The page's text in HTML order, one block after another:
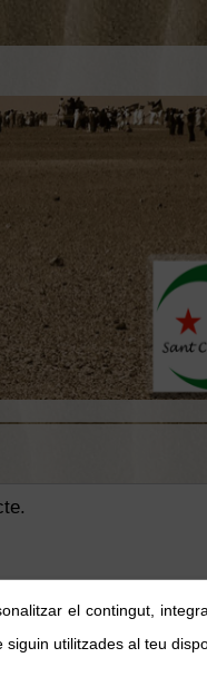
el contingut,
utilitzades al teu